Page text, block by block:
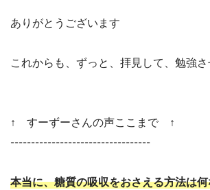
ありがとうございます
これからも、ずっと、拝見して、勉強
↑ すーずーさんの声ここまで ↑
----------------------------------
本当に、糖質の吸収をおさえる方法は